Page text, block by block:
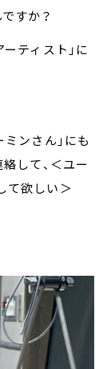
すか？
ティスト」に
ンさん」にも
して、＜ユー
て欲しい＞